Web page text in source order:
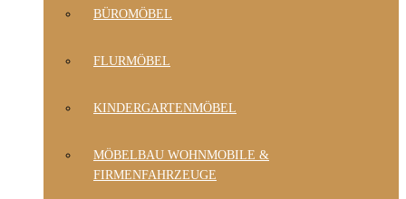
BÜROMÖBEL
FLURMÖBEL
KINDERGARTENMÖBEL
MÖBELBAU WOHNMOBILE &
FIRMENFAHRZEUGE